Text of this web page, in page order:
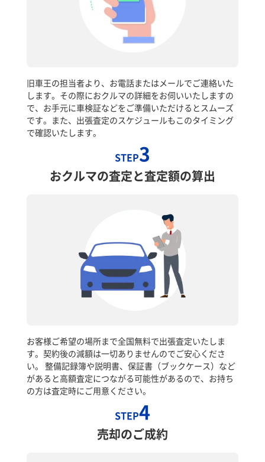
旧車王の担当者より、お電話またはメールでご連絡いた
します。その際におクルマの詳細をお伺いいたしますの
で、お手元に車検証などをご準備いただけるとスムーズ
です。また、出張査定のスケジュールもこのタイミング
で確認いたします。
STEP3
おクルマの査定と査定額の算出
お客様ご希望の場所まで全国無料で出張査定いたしま
す。契約後の減額は一切ありませんのでご安心くださ
い。 整備記録簿や説明書、保証書（ブックケース）など
があると高額査定につながる可能性があるので、お持ち
の方は査定時にご用意ください。
STEP4
売却のご成約